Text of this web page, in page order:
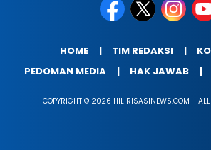
HOME TIM REDAKSI
PEDOMAN MEDIA
HAK JAWAB
COPYRIGHT © 2026 HILIRISASINEWS.COM - ALL